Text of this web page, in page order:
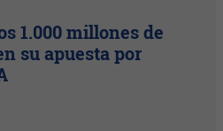
1.000 millones de
su apuesta por